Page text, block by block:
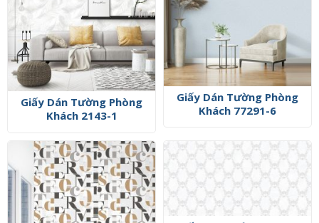
Giấy Dán Tường Phòng
Khách 2143-1
Giấy Dán Tường Phòng
Khách 77291-6